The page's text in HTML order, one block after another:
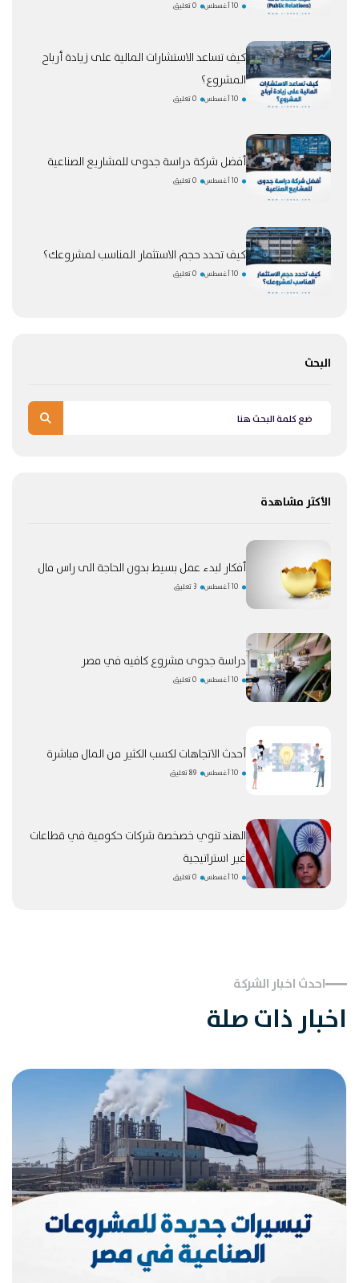
10 أغسطس 0 تعليق
كيف تساعد الاستشارات المالية على زيادة أرباح
المشروع؟
10 أغسطس 0 تعليق
أفضل شركة دراسة جدوى للمشاريع الصناعية
10 أغسطس 0 تعليق
كيف تحدد حجم الاستثمار المناسب لمشروعك؟
10 أغسطس 0 تعليق
البحث
الأكثر مشاهدة
أفكار لبدء عمل بسيط بدون الحاجة الى راس مال
10 أغسطس 3 تعليق
دراسة جدوى مشروع كافيه في مصر
10 أغسطس 0 تعليق
أحدث الاتجاهات لكسب الكثير من المال مباشرة
10 أغسطس 89 تعليق
الهند تنوي خصخصة شركات حكومية في قطاعات
غير استراتيجية
10 أغسطس 0 تعليق
احدث اخبار الشركة
اخبار ذات صلة